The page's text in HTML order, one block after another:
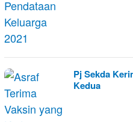
Pj Sekda
Kedua